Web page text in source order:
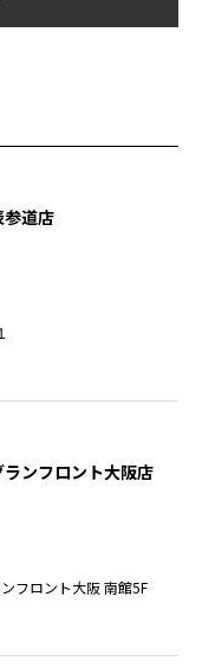
参道店
ランフロント大阪店
フロント大阪 南館5F